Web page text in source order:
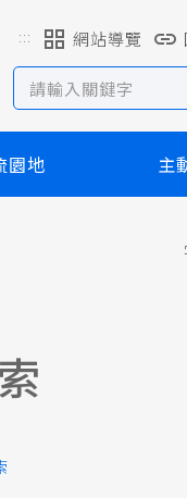
::: 網站導覽
園地 主